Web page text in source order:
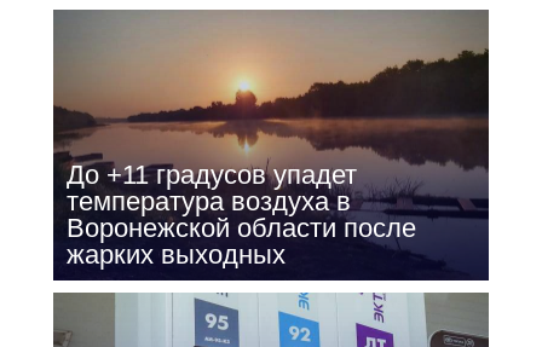
До +11 градусов упадет
температура воздуха в
Воронежской области после
жарких выходных